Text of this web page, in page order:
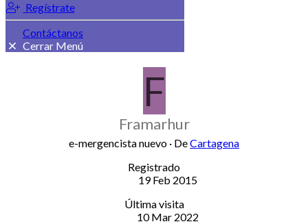
Regístrate
Contáctanos
Cerrar Menú
F
Framarhur
e-mergencista nuevo · DeCartagena
Registrado
19 Feb 2015
Última visita
10 Mar 2022